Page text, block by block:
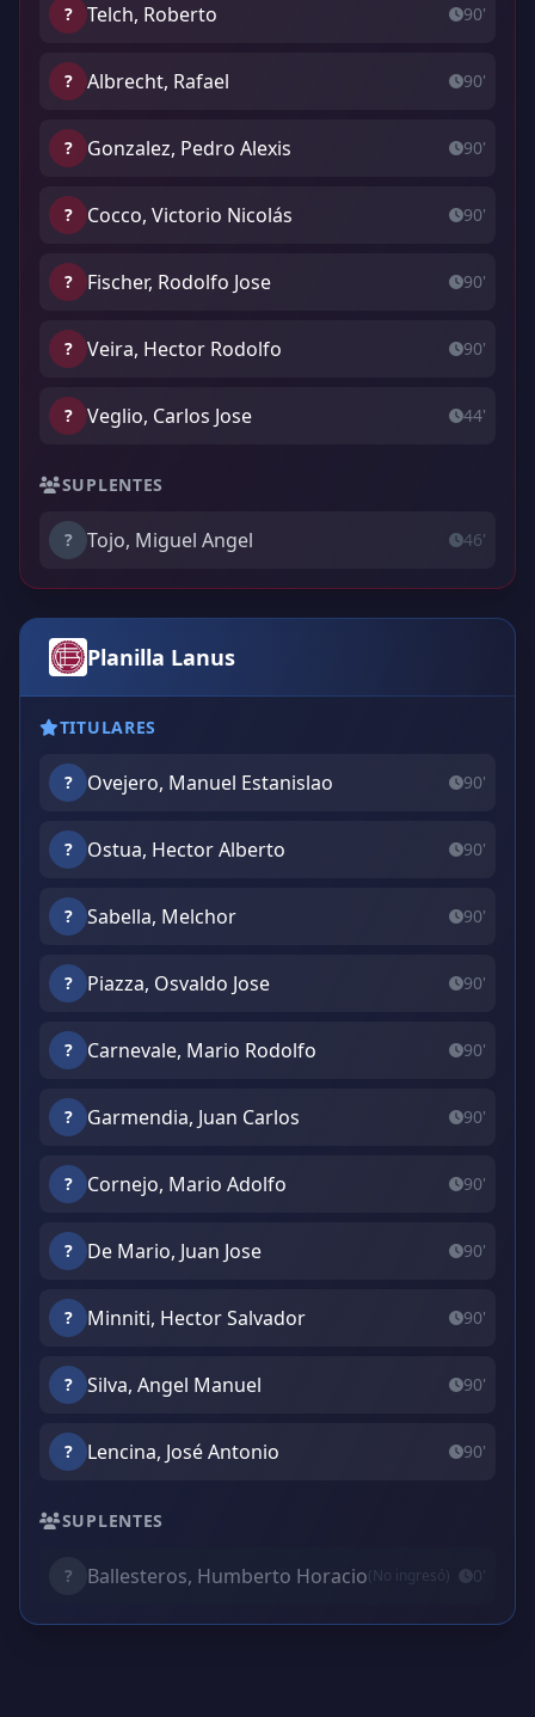
? Telch, Roberto 90'
? Albrecht, Rafael 90'
? Gonzalez, Pedro Alexis 90'
? Cocco, Victorio Nicolás 90'
? Fischer, Rodolfo Jose 90'
? Veira, Hector Rodolfo 90'
? Veglio, Carlos Jose 44'
SUPLENTES
? Tojo, Miguel Angel 46'
Planilla Lanus
TITULARES
? Ovejero, Manuel Estanislao 90'
? Ostua, Hector Alberto 90'
? Sabella, Melchor 90'
? Piazza, Osvaldo Jose 90'
? Carnevale, Mario Rodolfo 90'
? Garmendia, Juan Carlos 90'
? Cornejo, Mario Adolfo 90'
? De Mario, Juan Jose 90'
? Minniti, Hector Salvador 90'
? Silva, Angel Manuel 90'
? Lencina, José Antonio 90'
SUPLENTES
? Ballesteros, Humberto Horacio(No ingresó) 0'